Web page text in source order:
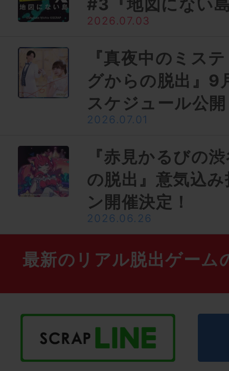
#3『地図にない
2026.07.03
『真夜中のミス
グからの脱出』9
スケジュール公開
2026.07.01
『赤見かるびの
の脱出』意気込
ン開催決定！
2026.06.26
最新のリアル脱出ゲーム